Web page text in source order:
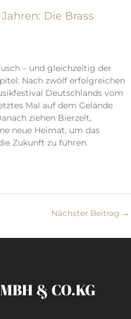
Die Brass
– und gleichzeitig der
Nach zwölf erfolgreichen
Deutschlands vom
Mal auf dem Gelände
ziehen Bierzelt,
neue Heimat, um das
Zukunft zu führen.
Nächster Beitrag →
& CO.KG